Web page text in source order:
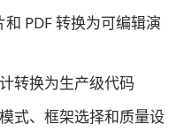
PDF 转换为可编辑演
转换为生产级代码
式、框架选择和质量设